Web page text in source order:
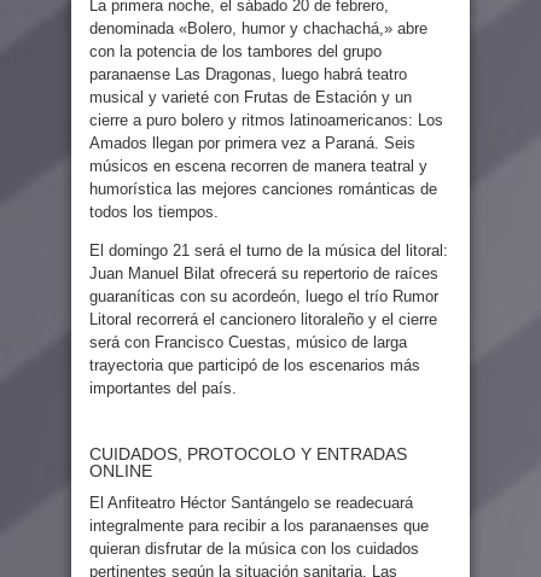
La primera noche, el sábado 20 de febrero,
denominada «Bolero, humor y chachachá,» abre
con la potencia de los tambores del grupo
paranaense Las Dragonas, luego habrá teatro
musical y varieté con Frutas de Estación y un
cierre a puro bolero y ritmos latinoamericanos: Los
Amados llegan por primera vez a Paraná. Seis
músicos en escena recorren de manera teatral y
humorística las mejores canciones románticas de
todos los tiempos.
El domingo 21 será el turno de la música del litoral:
Juan Manuel Bilat ofrecerá su repertorio de raíces
guaraníticas con su acordeón, luego el trío Rumor
Litoral recorrerá el cancionero litoraleño y el cierre
será con Francisco Cuestas, músico de larga
trayectoria que participó de los escenarios más
importantes del país.
CUIDADOS, PROTOCOLO Y ENTRADAS
ONLINE
El Anfiteatro Héctor Santángelo se readecuará
integralmente para recibir a los paranaenses que
quieran disfrutar de la música con los cuidados
pertinentes según la situación sanitaria. Las